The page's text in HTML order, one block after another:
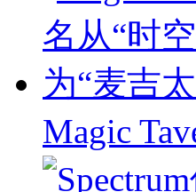
Magic